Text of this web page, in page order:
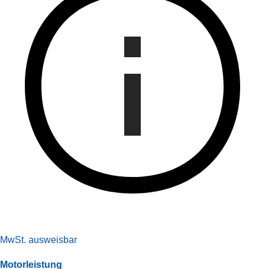
MwSt. ausweisbar
Motorleistung